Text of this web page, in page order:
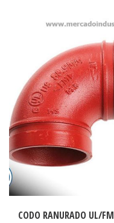
CODO RANURADO UL/FM